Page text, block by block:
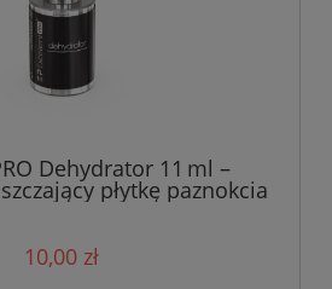
Dehydrator 11 ml –
płytkę paznokcia
10,00 zł